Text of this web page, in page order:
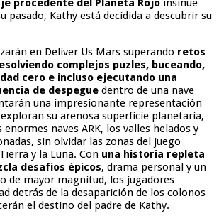
procedente del Planeta Rojo insinúe
pasado, Kathy está decidida a descubrir su
en Deliver Us Mars superando retos
complejos puzles, buceando,
cero e incluso ejecutando una
de despegue dentro de una nave
una impresionante representación
su arenosa superficie planetaria,
naves ARK, los valles helados y
sin olvidar las zonas del juego
y la Luna. Con una historia repleta
desafíos épicos, drama personal y un
de mayor magnitud, los jugadores
detrás de la desaparición de los colonos
el destino del padre de Kathy.